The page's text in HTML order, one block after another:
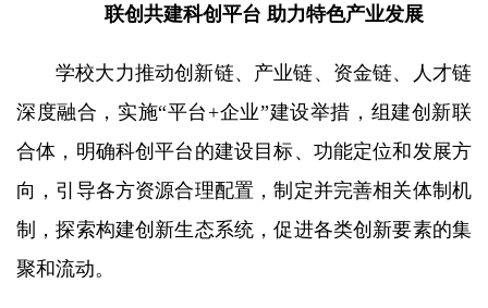
联创共建科创平台 助力特色产业发展
学校大力推动创新链、产业链、资金链、人才链
深度融合，实施“平台+企业”建设举措，组建创新联
合体，明确科创平台的建设目标、功能定位和发展方
向，引导各方资源合理配置，制定并完善相关体制机
制，探索构建创新生态系统，促进各类创新要素的集
聚和流动。